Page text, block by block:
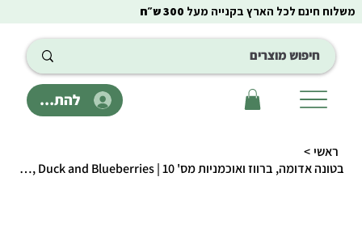
להתחבר
משלוח חינם לכל הארץ בקנייה מעל 300 ש״ח
ראשי >
בטונה אדומה, ברווז ואוכמניות מס' 10 | Lekkers - Red Tuna, Duck and Blueberries